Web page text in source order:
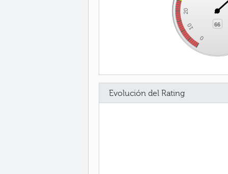
66
0
20
10
Evolución del Rating